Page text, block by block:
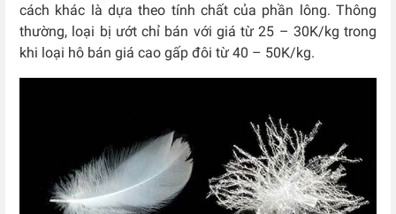
cách khác là dựa theo tính chất của phần lông. Thông
thường, loại bị ướt chỉ bán với giá từ 25 – 30K/kg trong
khi loại hô bán giá cao gấp đôi từ 40 – 50K/kg.